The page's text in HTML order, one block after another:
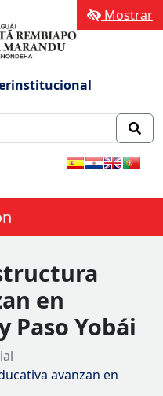
Mostrar
en
Paso Yobái
avanzan en